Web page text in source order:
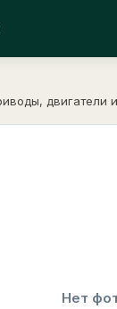
двигатели
Нет